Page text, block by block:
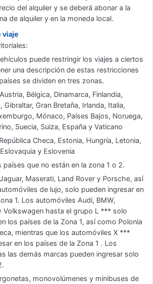
del alquiler y se deberá abonar a la
de alquiler y en la moneda local.
viaje
puede restringir los viajes a ciertos
una descripción de estas restricciones
se dividen en tres zonas.
Bélgica, Dinamarca, Finlandia,
Gibraltar, Gran Bretaña, Irlanda, Italia,
Mónaco, Países Bajos, Noruega,
Suecia, Suiza, España y Vaticano
Checa, Estonia, Hungría, Letonia,
y Eslovenia
que no están en la zona 1 o 2.
Maserati, Land Rover y Porsche, así
de lujo, solo pueden ingresar en
1. Los automóviles Audi, BMW,
Volkswagen hasta el grupo L *** solo
los países de la Zona 1, así como Polonia
mientras que los automóviles X ***
en los países de la Zona 1 . Los
las demás marcas pueden ingresar solo
monovolúmenes y minibuses de